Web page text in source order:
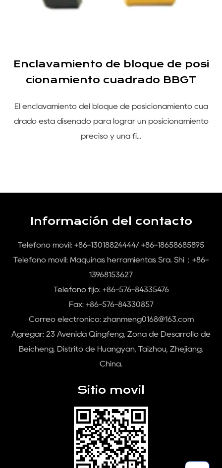
Enclavamiento de bloque de posi
cionamiento cuadrado BBGT
El enclavamiento del bloque de posicionamiento cua
drado está diseñado para lograr un posicionamiento
preciso y una fi...
Información del contacto
Teléfono móvil: +86-13018824444/ +86-18658685895
Teléfono móvil: Máquinas herramientas Sra. Shi：+86-
13968153627
Teléfono fijo: +86-576-84335476
Fax: +86-576-84330857
Correo electrónico: zhanmeng0168@163.com
Agregar: 23 Avenida Qingfeng, Zona de Desarrollo de
Beicheng, Distrito de Huangyan, Taizhou, Zhejiang,
China.
Sitio movil